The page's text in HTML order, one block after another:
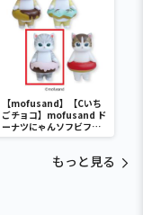
【mofusand】【Cいち
ごチョコ】mofusand ド
ーナツにゃんソフビフィ
ギュア
もっと見る